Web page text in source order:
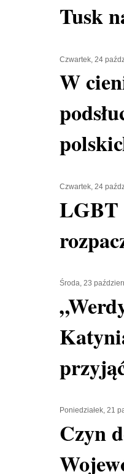
Tusk
Czwartek, 24
W
Czwartek, 24
LGBT
Środa, 23
Poniedziałek, 21
Czyn